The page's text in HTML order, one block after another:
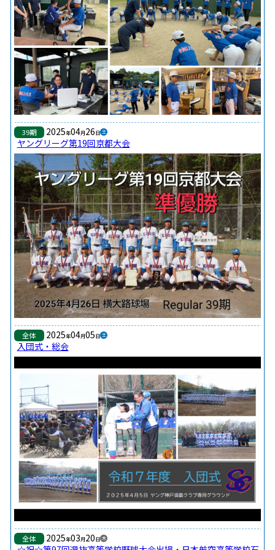
39期 2025年04月26日土
ヤングリーグ第19回京都大会
全体 2025年04月05日土
入団式・総会
全体 2025年03月20日木